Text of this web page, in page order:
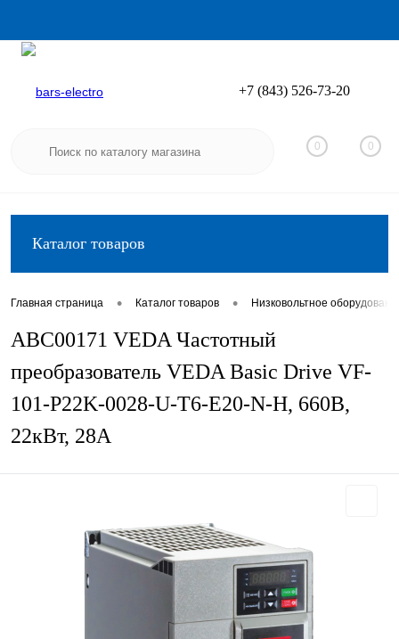
Вход
+7 (843) 526-73-20
0 0
Каталог товаров
Главная страница • Каталог товаров • Низковольтное
ABC00171 VEDA Частотный
преобразователь VEDA Basic Drive VF-
101-P22K-0028-U-T6-E20-N-H, 660В,
22кВт, 28А